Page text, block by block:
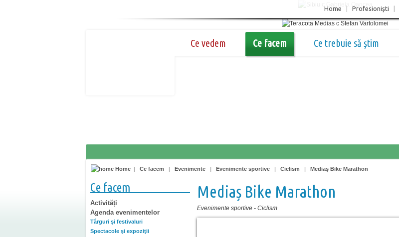
Home Profesionişti
Ce vedem Ce facem Ce trebuie să știm
Home | Ce facem | Evenimente | Evenimente sportive | Ciclism | Mediaș Bike Marathon
Ce facem
Activități
Agenda evenimentelor
Târguri şi festivaluri
Spectacole şi expoziţii
Mediaș Bike Marathon
Evenimente sportive - Ciclism